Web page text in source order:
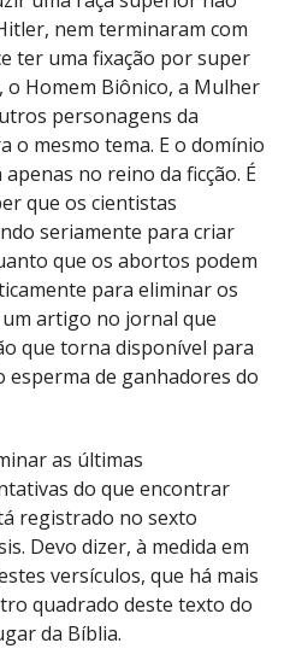
nem terminaram com
ter uma fixação por super
o Homem Biônico, a Mulher
personagens da
o mesmo tema. E o domínio
no reino da ficção. É
que os cientistas
seriamente para criar
que os abortos podem
para eliminar os
artigo no jornal que
que torna disponível para
de ganhadores do
as últimas
do que encontrar
registrado no sexto
Devo dizer, à medida em
versículos, que há mais
quadrado deste texto do
da Bíblia.